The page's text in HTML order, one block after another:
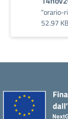
"orario-
52.97 KB